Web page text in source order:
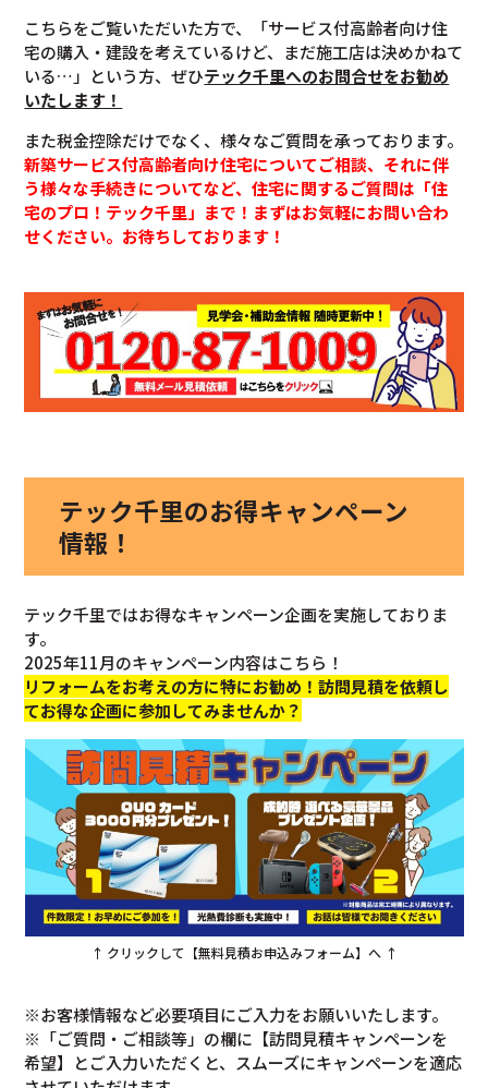
こちらをご覧いただいた方で、「サービス付高齢者向け住
宅の購入・建設を考えているけど、まだ施工店は決めかねて
いる…」という方、ぜひテック千里へのお問合せをお勧め
いたします！
また税金控除だけでなく、様々なご質問を承っております。
新築サービス付高齢者向け住宅についてご相談、それに伴
う様々な手続きについてなど、住宅に関するご質問は「住
宅のプロ！テック千里」まで！まずはお気軽にお問い合わ
せください。お待ちしております！
テック千里のお得キャンペーン
情報！
テック千里ではお得なキャンペーン企画を実施しておりま
す。
2025年11月のキャンペーン内容はこちら！
リフォームをお考えの方に特にお勧め！訪問見積を依頼し
てお得な企画に参加してみませんか？
↑ クリックして【無料見積お申込みフォーム】へ ↑
※お客様情報など必要項目にご入力をお願いいたします。
※「ご質問・ご相談等」の欄に【訪問見積キャンペーンを
希望】とご入力いただくと、スムーズにキャンペーンを適応